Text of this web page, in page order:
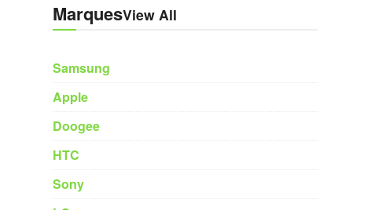
MarquesView All
Samsung
Apple
Doogee
HTC
Sony